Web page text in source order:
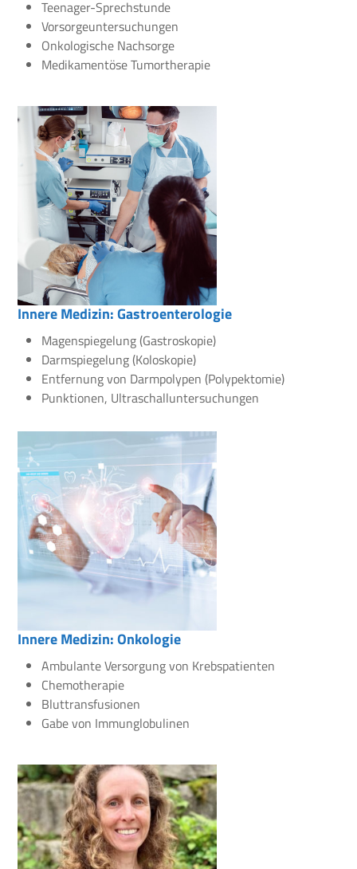
Teenager-Sprechstunde
Vorsorgeuntersuchungen
Onkologische Nachsorge
Medikamentöse Tumortherapie
Innere Medizin: Gastroenterologie
Magenspiegelung (Gastroskopie)
Darmspiegelung (Koloskopie)
Entfernung von Darmpolypen (Polypektomie)
Punktionen, Ultraschalluntersuchungen
Innere Medizin: Onkologie
Ambulante Versorgung von Krebspatienten
Chemotherapie
Bluttransfusionen
Gabe von Immunglobulinen